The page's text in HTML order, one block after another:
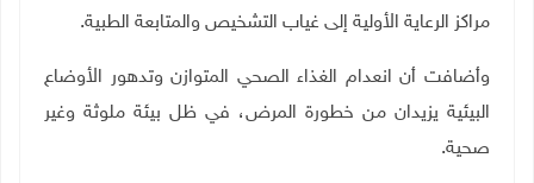
مراكز الرعاية الأولية إلى غياب التشخيص والمتابعة الطبية.
وأضافت أن انعدام الغذاء الصحي المتوازن وتدهور الأوضاع
البيئية يزيدان من خطورة المرض، في ظل بيئة ملوثة وغير
صحية.